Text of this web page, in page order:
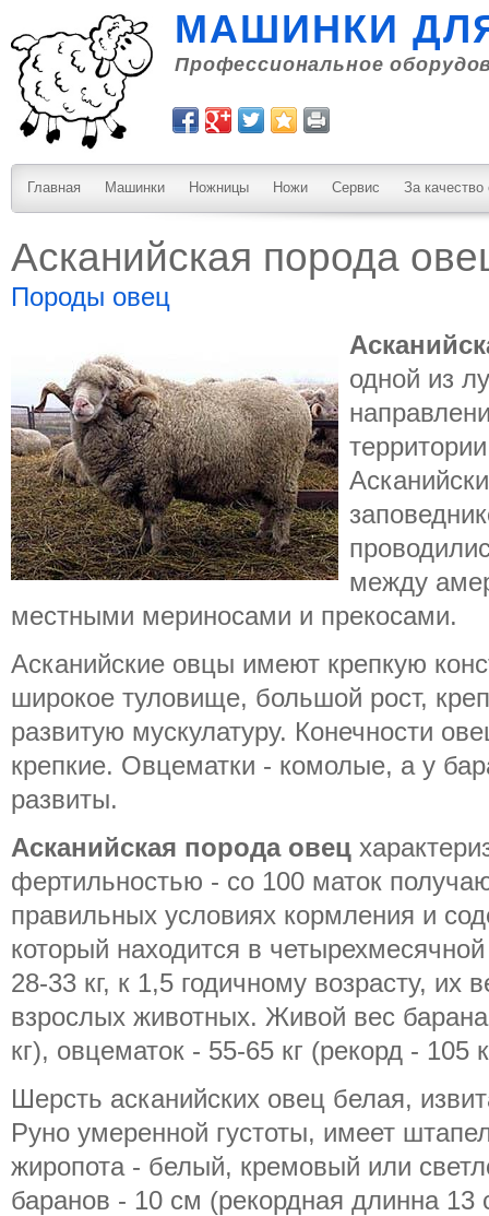
МАШИНКИ
Профессиональное
Главная Машинки Ножницы Ножи Сервис За качество
Асканийская порода
Породы овец
одной из
между
местными мериносами и прекосами.
Асканийские овцы имеют крепкую
широкое туловище, большой рост,
развитую мускулатуру. Конечности
крепкие. Овцематки - комолые, а у
развиты.
Асканийская порода овец
фертильностью - со 100 маток
правильных условиях кормления и
который находится в
28-33 кг, к 1,5 годичному возрасту, их
взрослых животных. Живой вес
кг), овцематок - 55-65 кг (рекорд - 105
Шерсть асканийских овец белая,
Руно умеренной густоты, имеет
жиропота - белый, кремовый или
баранов - 10 см (рекордная длинна